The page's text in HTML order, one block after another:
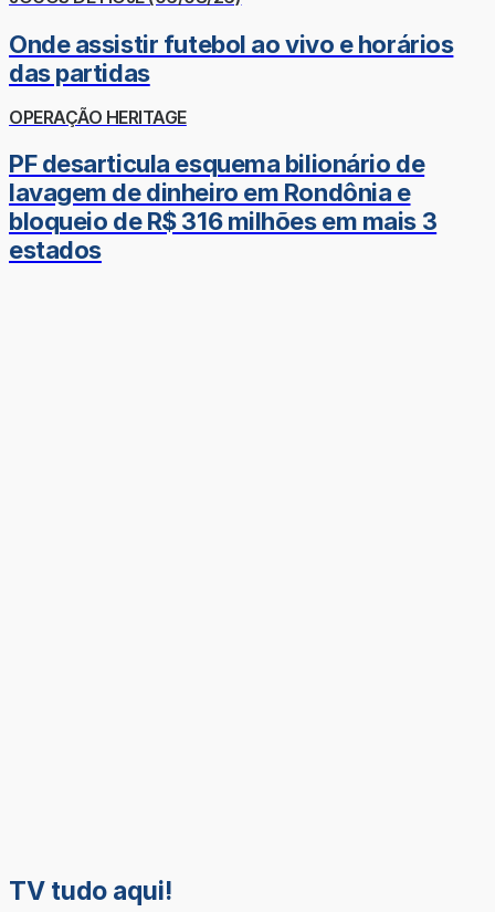
Onde assistir futebol ao vivo e horários
das partidas
OPERAÇÃO HERITAGE
PF desarticula esquema bilionário de
lavagem de dinheiro em Rondônia e
bloqueio de R$ 316 milhões em mais 3
estados
TV tudo aqui!